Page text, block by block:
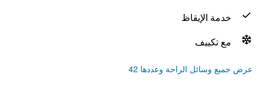
خدمة الإيقاظ
مع تكييف
عرض جميع وسائل الراحة وعددها 42